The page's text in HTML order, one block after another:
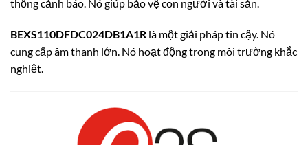
thống cảnh báo. Nó giúp bảo vệ con người và tài sản.
BEXS110DFDC024DB1A1R là một giải pháp tin cậy. Nó
cung cấp âm thanh lớn. Nó hoạt động trong môi trường khắc
nghiệt.